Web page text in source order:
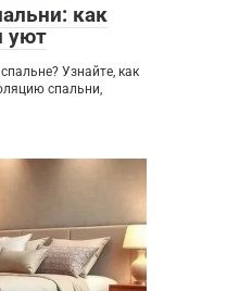
как
уют
Узнайте, как
спальни,